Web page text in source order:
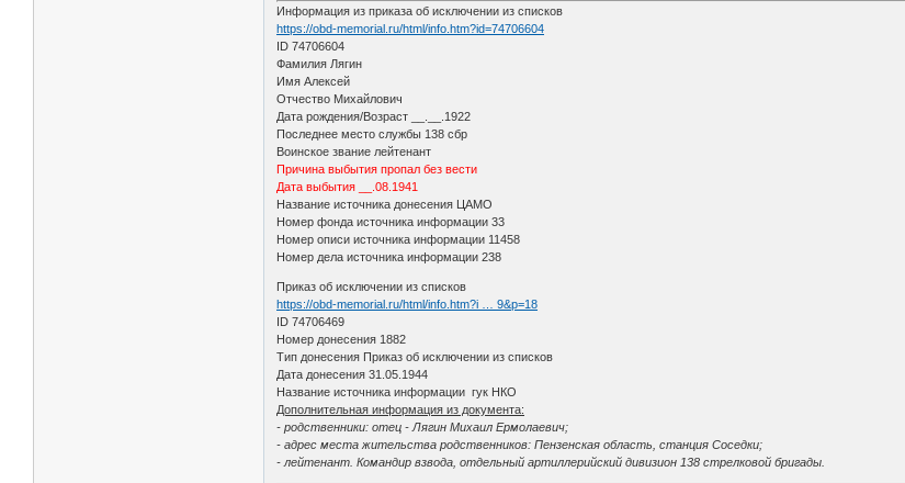
Информация из приказа об исключении из списков
https://obd-memorial.ru/html/info.htm?id=74706604
ID 74706604
Фамилия Лягин
Имя Алексей
Отчество Михайлович
Дата рождения/Возраст __.__.1922
Последнее место службы 138 сбр
Воинское звание лейтенант
Причина выбытия пропал без вести
Дата выбытия __.08.1941
Название источника донесения ЦАМО
Номер фонда источника информации 33
Номер описи источника информации 11458
Номер дела источника информации 238
Приказ об исключении из списков
https://obd-memorial.ru/html/info.htm?i … 9&p=18
ID 74706469
Номер донесения 1882
Тип донесения Приказ об исключении из списков
Дата донесения 31.05.1944
Название источника информации гук НКО
Дополнительная информация из документа:
- родственники: отец - Лягин Михаил Ермолаевич;
- адрес места жительства родственников: Пензенская область, станция Соседки;
- лейтенант. Командир взвода, отдельный артиллерийский дивизион 138 стрелковой бригады.